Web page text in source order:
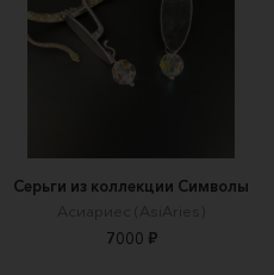
Серьги из коллекции Символы
Асиариес (AsiAries)
7000 ₽